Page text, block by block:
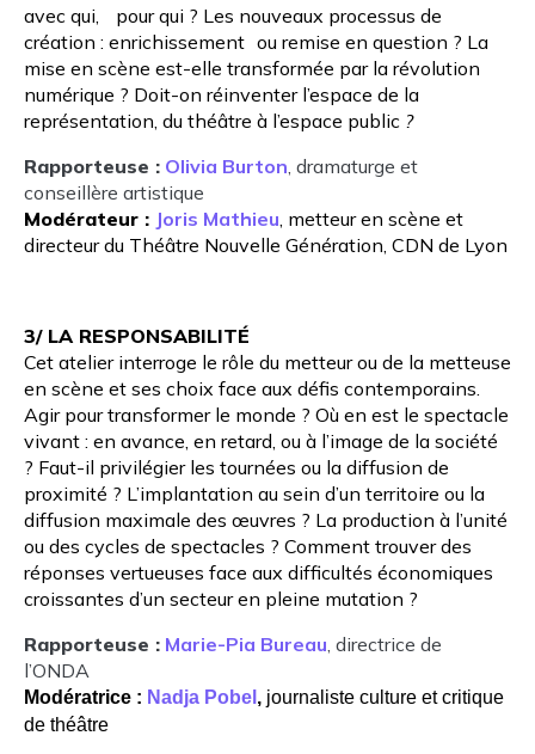
avec qui, pour qui ? Les nouveaux processus de
création : enrichissement ou remise en question ? La
mise en scène est-elle transformée par la révolution
numérique ? Doit-on réinventer l’espace de la
représentation, du théâtre à l’espace public ?
Rapporteuse : Olivia Burton, dramaturge et
conseillère artistique
Modérateur : Joris Mathieu, metteur en scène et
directeur du Théâtre Nouvelle Génération, CDN de Lyon
3/ LA RESPONSABILITÉ
Cet atelier interroge le rôle du metteur ou de la metteuse
en scène et ses choix face aux défis contemporains.
Agir pour transformer le monde ? Où en est le spectacle
vivant : en avance, en retard, ou à l’image de la société
? Faut-il privilégier les tournées ou la diffusion de
proximité ? L’implantation au sein d’un territoire ou la
diffusion maximale des œuvres ? La production à l’unité
ou des cycles de spectacles ? Comment trouver des
réponses vertueuses face aux difficultés économiques
croissantes d’un secteur en pleine mutation ?
Rapporteuse : Marie-Pia Bureau, directrice de
l’ONDA
Modératrice : Nadja Pobel , journaliste culture et critique
de théâtre